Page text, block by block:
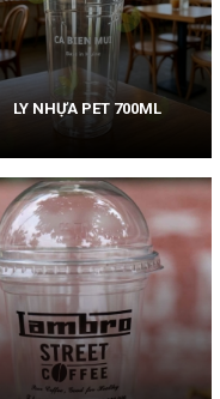
LY NHỰA PET 700ML